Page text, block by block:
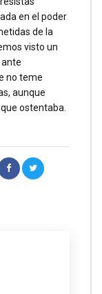
en el poder
de la
visto un
no teme
aunque
ostentaba.